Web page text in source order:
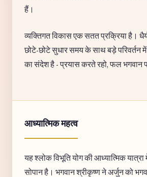
हैं।
व्यक्तिगत विकास एक सतत प्रक्रिया है।
छोटे-छोटे सुधार समय के साथ बड़े परिवर्तन
का संदेश है - प्रयास करते रहो, फल भगवान
आध्यात्मिक महत्व
यह श्लोक विभूति योग की आध्यात्मिक यात्रा
सोपान है। भगवान श्रीकृष्ण ने अर्जुन को